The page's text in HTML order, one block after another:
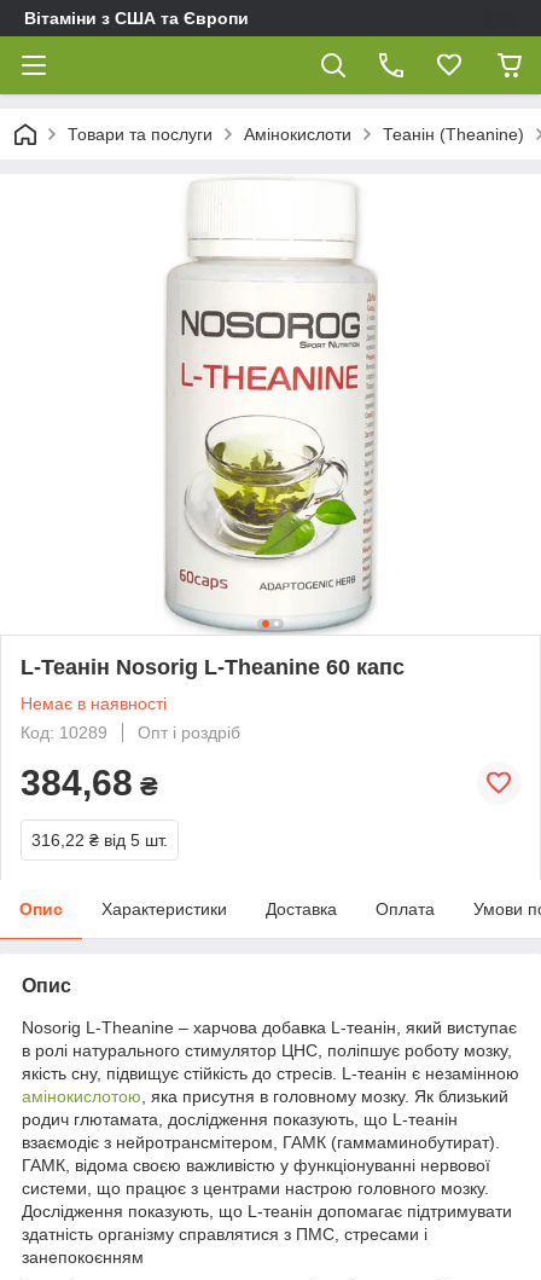
Вітаміни з США та Європи
Товари та послуги Амінокислоти Теанін (Theanine)
L-Теанін Nosorig L-Theanine 60 капс
Немає в наявності
Код: 10289
Опт і роздріб
384,68 ₴
316,22 ₴ від 5 шт.
Опис Характеристики Доставка Оплата Умови
Опис
Nosorig L-Theanine – харчова добавка L-теанін, який виступає
в ролі натурального стимулятор ЦНС, поліпшує роботу мозку,
якість сну, підвищує стійкість до стресів. L-теанін є незамінною
амінокислотою , яка присутня в головному мозку. Як близький
родич глютамата, дослідження показують, що L-теанін
взаємодіє з нейротрансмітером, ГАМК (гаммаминобутират).
ГАМК, відома своєю важливістю у функціонуванні нервової
системи, що працює з центрами настрою головного мозку.
Дослідження показують, що L-теанін допомагає підтримувати
здатність організму справлятися з ПМС, стресами і
занепокоєнням